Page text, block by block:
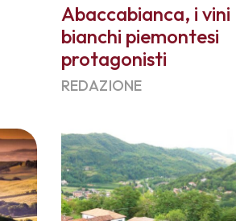
Abaccabianca, i vini
bianchi piemontesi
protagonisti
REDAZIONE